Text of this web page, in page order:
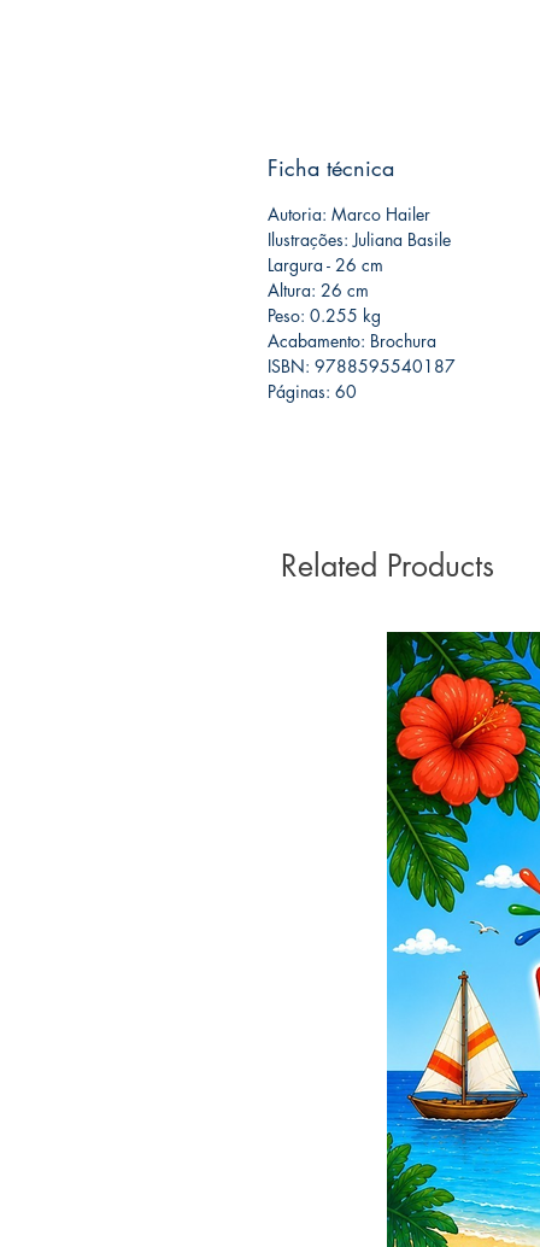
Ficha técnica
Autoria: Marco Hailer
Ilustrações: Juliana Basile
Largura - 26 cm
Altura: 26 cm
Peso: 0.255 kg
Acabamento: Brochura
ISBN: 9788595540187
Páginas: 60
Related Products